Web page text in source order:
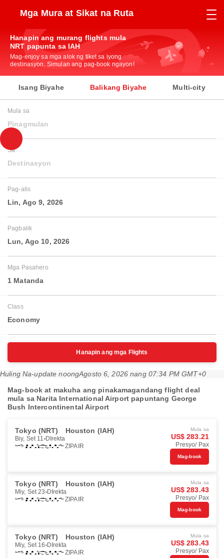
Mga Mura at Sikat na Ruta
Hanapin ang murang flights mula
NRT papunta sa IAH
Mag-enjoy sa mga alok ng tiket sa iyong
destinasyon. Simulan ang pag-book ngayon!
Isang Biyahe Balikang Biyahe Multi-city
Mula sa
Pinagmulan
Sa
Destinasyon
Pag-alis
Lin, Ago 9, 2026
Pagbalik
Lun, Ago 10, 2026
Mga Pasahero
1 Matanda
Class
Economy
Hanapin ang mga Flights
Huling Na-update noongAgosto 6, 2026 nang 07:34 PM GMT+0
Mag-book at makuha ang pinakamagandang flight deal
mula sa Narita International Airport papuntang George
Bush Intercontinental Airport
Tokyo (NRT) Houston (IAH)
Biy, Set 11 DIrekta
ZIPAIR
Mula sa
US$ 283.21
Presyo/ Pax
Mag-book
Tokyo (NRT) Houston (IAH)
Miy, Set 23 DIrekta
ZIPAIR
Mula sa
US$ 283.43
Presyo/ Pax
Mag-book
Tokyo (NRT) Houston (IAH)
Miy, Set 16 DIrekta
ZIPAIR
Mula sa
US$ 283.43
Presyo/ Pax